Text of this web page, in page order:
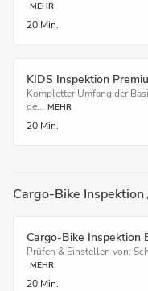
MEHR
20 Min.
KIDS Inspektion
Kompletter Umfang der
de... MEHR
20 Min.
Cargo-Bike
Cargo-Bike Inspektion
Prüfen & Einstellen von:
MEHR
20 Min.